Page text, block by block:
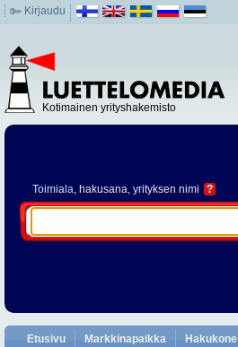
Kirjaudu
Kotimainen yrityshakemisto
Toimiala, hakusana, yrityksen nimi ?
Etusivu Markkinapaikka Hakukone